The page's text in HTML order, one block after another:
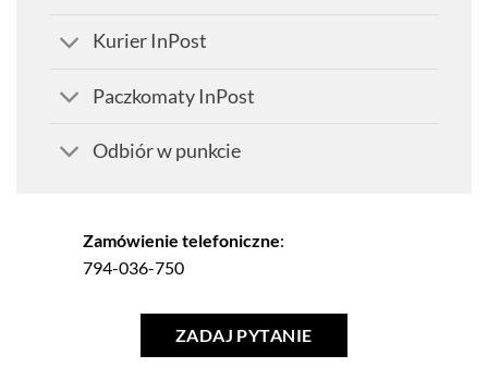
Kurier InPost
Paczkomaty InPost
Odbiór w punkcie
Zamówienie telefoniczne:
794-036-750
ZADAJ PYTANIE